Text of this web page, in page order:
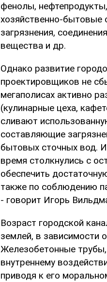
фенолы,
хозяйственно-бытовые
загрязнения,
вещества и др.
Однако развитие
проектировщиков не
мегаполисах активно
(кулинарные цеха,
сливают
составляющие
бытовых сточных вод.
время столкнулись с
обеспечить
также по соблюдению
- говорит Игорь
Возраст городской
землей, в зависимости
Железобетонные
внутреннему
приводя к его